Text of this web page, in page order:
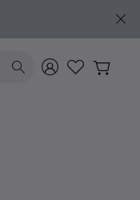
索結果を確認できま